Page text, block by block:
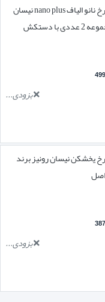
زنجیر چرخ نانو الیاف nano plus نیسان
رونیز مجموعه 2 عددی با دستکش
بزودی...
یخشکن نیسان رونیز برند
بزودی...